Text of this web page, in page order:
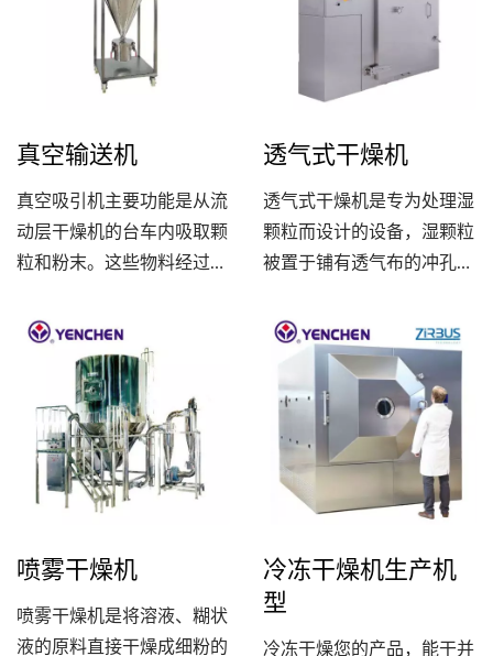
水准。 SMGD-MV拥有四
合一的生产程序，包括混
合、造粒、微波干燥和干式
于生产高致敏产品，可以显
质要求。
以在温度范围为50~80℃的
条件下进行操作。干燥时间
不同，有机溶剂需要1-2小
段，则降低转速，以确保最
佳的制程效果。
真空输送机
真空吸引机主要功能是从流
动层干燥机的台车内吸取颗
粒和粉末。这些物料经过整
合机内，使制程更加高效和
方便。真空吸引机设计精
巧，符合制药工业的高标准
和要求，并且能够有效地处
理各种粉末和颗粒材料。其
操作简单，可靠性高，并且
能够提供稳定的生产效率。
透气式干燥机
透气式干燥机是专为处理湿
颗粒而设计的设备，湿颗粒
被置于铺有透气布的冲孔干
燥。每层干燥盘都放置在独
立的风道内台车上，有助于
调节干燥过程中的空气流动
和温度控制。进风系统经过
除湿、加热和过滤处理，将
热风送入干燥室，当热风穿
过湿颗粒时，它会带走颗粒
燥。
喷雾干燥机
喷雾干燥机是将溶液、糊状
液的原料直接干燥成细粉的
冷冻干燥机生产机
型
冷冻干燥您的产品，能干并